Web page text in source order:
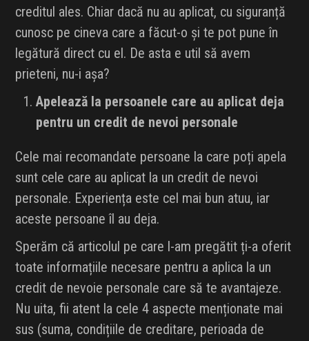
creditul ales. Chiar dacă nu au aplicat, cu siguranță
cunosc pe cineva care a făcut-o și te pot pune în
legătură direct cu el. De asta e util să avem
prieteni, nu-i așa?
Apelează la persoanele care au aplicat deja
pentru un credit de nevoi personale
Cele mai recomandate persoane la care poți apela
sunt cele care au aplicat la un credit de nevoi
personale. Experiența este cel mai bun atuu, iar
aceste persoane îl au deja.
Sperăm că articolul pe care l-am pregătit ți-a oferit
toate informațiile necesare pentru a aplica la un
credit de nevoie personale care să te avantajeze.
Nu uita, fii atent la cele 4 aspecte menționate mai
sus (suma, condițiile de creditare, perioada de